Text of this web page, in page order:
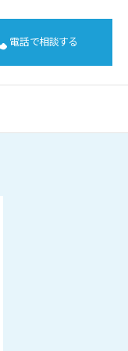
電話で相談する